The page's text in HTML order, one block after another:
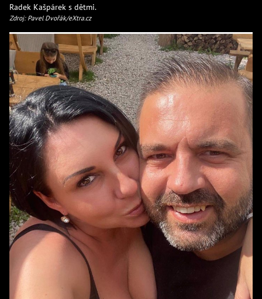
Radek Kašpárek s dětmi.
Zdroj: Pavel Dvořák/eXtra.cz